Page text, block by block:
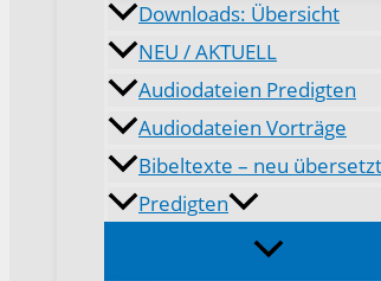
Downloads: Übersicht
NEU / AKTUELL
Audiodateien Predigten
Audiodateien Vorträge
Bibeltexte – neu übersetzt
Predigten